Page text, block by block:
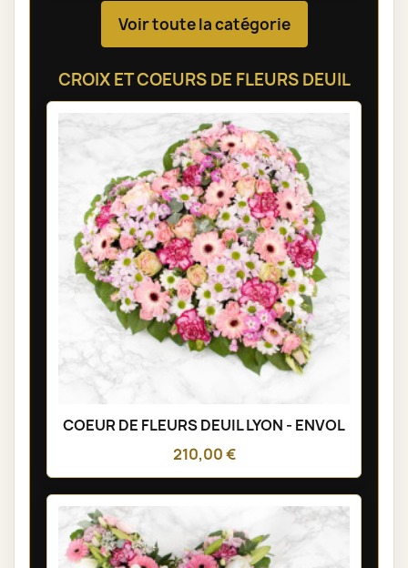
Voir toute la catégorie
CROIX ET COEURS DE FLEURS DEUIL
COEUR DE FLEURS DEUIL LYON - ENVOL
210,00 €